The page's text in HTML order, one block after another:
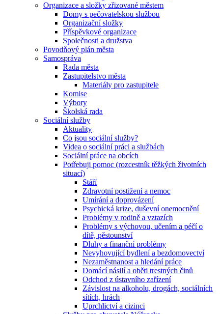
Organizace a složky zřizované městem
Domy s pečovatelskou službou
Organizační složky
Příspěvkové organizace
Společnosti a družstva
Povodňový plán města
Samospráva
Rada města
Zastupitelstvo města
Materiály pro zastupitele
Komise
Výbory
Školská rada
Sociální služby
Aktuality
Co jsou sociální služby?
Videa o sociální práci a službách
Sociální práce na obcích
Potřebuji pomoc (rozcestník těžkých životních
situací)
Stáří
Zdravotní postižení a nemoc
Umírání a doprovázení
Psychická krize, duševní onemocnění
Problémy v rodině a vztazích
Problémy s výchovou, učením a péčí o
dítě, pěstounství
Dluhy a finanční problémy
Nevyhovující bydlení a bezdomovectví
Nezaměstnanost a hledání práce
Domácí násilí a oběti trestných činů
Odchod z ústavního zařízení
Závislost na alkoholu, drogách, sociálních
sítích, hrách
Uprchlictví a cizinci